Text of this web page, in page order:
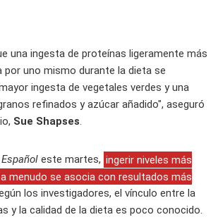
una ingesta de proteínas ligeramente más
por uno mismo durante la dieta se
ingesta de vegetales verdes y una
refinados y azúcar añadido", aseguró
Sue Shapses.
este martes, ingerir niveles más
menudo se asocia con resultados más
los investigadores, el vínculo entre la
y la calidad de la dieta es poco conocido.